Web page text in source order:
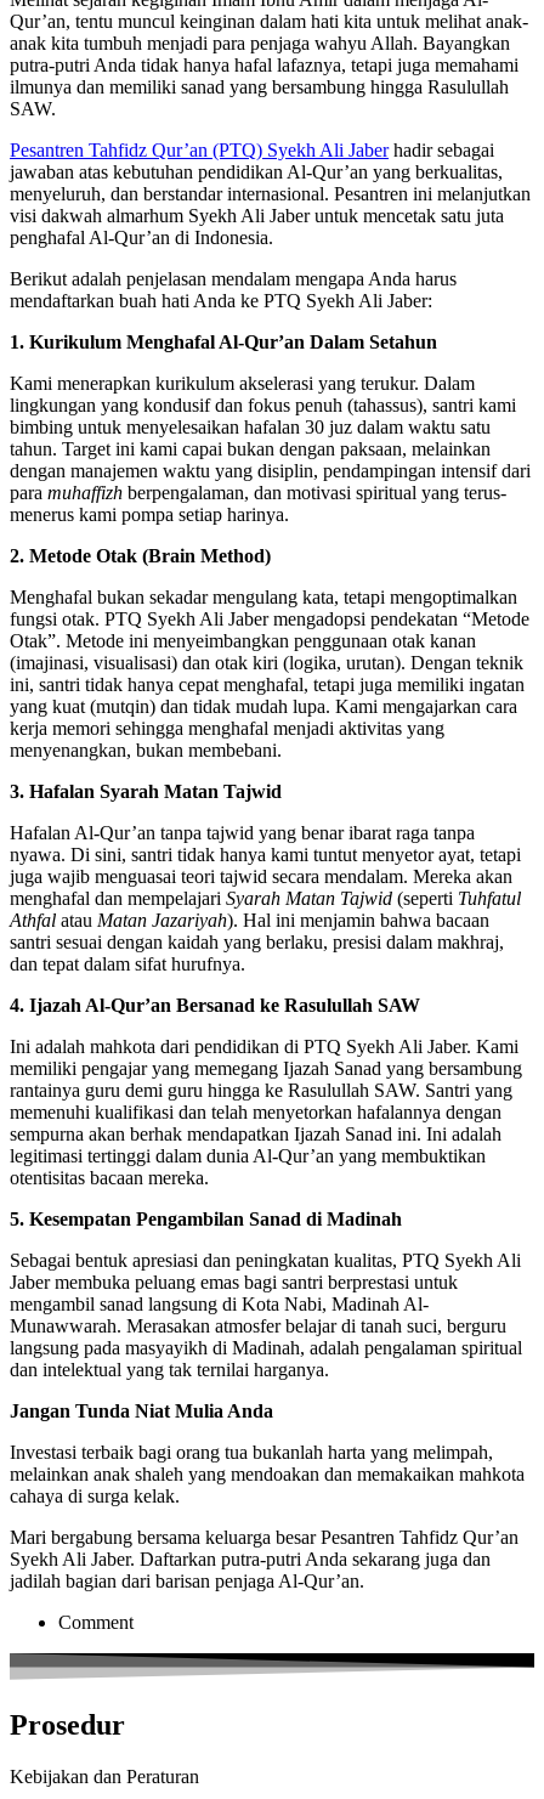
Qur’an, tentu muncul keinginan dalam hati kita untuk melihat anak-
anak kita tumbuh menjadi para penjaga wahyu Allah. Bayangkan
putra-putri Anda tidak hanya hafal lafaznya, tetapi juga memahami
ilmunya dan memiliki sanad yang bersambung hingga Rasulullah
SAW.
Pesantren Tahfidz Qur’an (PTQ) Syekh Ali Jaberhadir sebagai
jawaban atas kebutuhan pendidikan Al-Qur’an yang berkualitas,
menyeluruh, dan berstandar internasional. Pesantren ini melanjutkan
visi dakwah almarhum Syekh Ali Jaber untuk mencetak satu juta
penghafal Al-Qur’an di Indonesia.
Berikut adalah penjelasan mendalam mengapa Anda harus
mendaftarkan buah hati Anda ke PTQ Syekh Ali Jaber:
1. Kurikulum Menghafal Al-Qur’an Dalam Setahun
Kami menerapkan kurikulum akselerasi yang terukur. Dalam
lingkungan yang kondusif dan fokus penuh (tahassus), santri kami
bimbing untuk menyelesaikan hafalan 30 juz dalam waktu satu
tahun. Target ini kami capai bukan dengan paksaan, melainkan
dengan manajemen waktu yang disiplin, pendampingan intensif dari
para muhaffizh berpengalaman, dan motivasi spiritual yang terus-
menerus kami pompa setiap harinya.
2. Metode Otak (Brain Method)
Menghafal bukan sekadar mengulang kata, tetapi mengoptimalkan
fungsi otak. PTQ Syekh Ali Jaber mengadopsi pendekatan “Metode
Otak”. Metode ini menyeimbangkan penggunaan otak kanan
(imajinasi, visualisasi) dan otak kiri (logika, urutan). Dengan teknik
ini, santri tidak hanya cepat menghafal, tetapi juga memiliki ingatan
yang kuat (mutqin) dan tidak mudah lupa. Kami mengajarkan cara
kerja memori sehingga menghafal menjadi aktivitas yang
menyenangkan, bukan membebani.
3. Hafalan Syarah Matan Tajwid
Hafalan Al-Qur’an tanpa tajwid yang benar ibarat raga tanpa
nyawa. Di sini, santri tidak hanya kami tuntut menyetor ayat, tetapi
juga wajib menguasai teori tajwid secara mendalam. Mereka akan
menghafal dan mempelajari Syarah Matan Tajwid (seperti Tuhfatul
Athfal atau Matan Jazariyah). Hal ini menjamin bahwa bacaan
santri sesuai dengan kaidah yang berlaku, presisi dalam makhraj,
dan tepat dalam sifat hurufnya.
4. Ijazah Al-Qur’an Bersanad ke Rasulullah SAW
Ini adalah mahkota dari pendidikan di PTQ Syekh Ali Jaber. Kami
memiliki pengajar yang memegang Ijazah Sanad yang bersambung
rantainya guru demi guru hingga ke Rasulullah SAW. Santri yang
memenuhi kualifikasi dan telah menyetorkan hafalannya dengan
sempurna akan berhak mendapatkan Ijazah Sanad ini. Ini adalah
legitimasi tertinggi dalam dunia Al-Qur’an yang membuktikan
otentisitas bacaan mereka.
5. Kesempatan Pengambilan Sanad di Madinah
Sebagai bentuk apresiasi dan peningkatan kualitas, PTQ Syekh Ali
Jaber membuka peluang emas bagi santri berprestasi untuk
mengambil sanad langsung di Kota Nabi, Madinah Al-
Munawwarah. Merasakan atmosfer belajar di tanah suci, berguru
langsung pada masyayikh di Madinah, adalah pengalaman spiritual
dan intelektual yang tak ternilai harganya.
Jangan Tunda Niat Mulia Anda
Investasi terbaik bagi orang tua bukanlah harta yang melimpah,
melainkan anak shaleh yang mendoakan dan memakaikan mahkota
cahaya di surga kelak.
Mari bergabung bersama keluarga besar Pesantren Tahfidz Qur’an
Syekh Ali Jaber. Daftarkan putra-putri Anda sekarang juga dan
jadilah bagian dari barisan penjaga Al-Qur’an.
Comment
Prosedur
Kebijakan dan Peraturan